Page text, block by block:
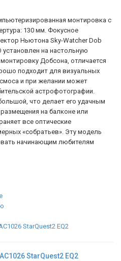
монтировка с
130 мм. Фокусное
Ньютона Sky-Watcher Dob
установлен на настольную
Добсона, отличается
подходит для визуальных
и при желании может
астрофотографии.
что делает его удачным
на балконе или
все оптические
«собратьев». Эту модель
начинающим любителям
StarQuest2 EQ2